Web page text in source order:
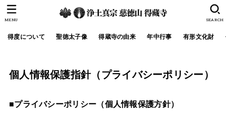
得度について 聖徳太子像 得蔵寺の由来 年中行事 有形文化財
SEARCH
MENU
個人情報保護指針（プライバシーポリシー）
■プライバシーポリシー（個人情報保護方針）